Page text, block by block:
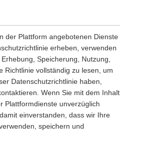
der Plattform angebotenen Dienste
erheben, verwenden
Speicherung, Nutzung,
Richtlinie vollständig zu lesen, um
Datenschutzrichtlinie haben,
Wenn Sie mit dem Inhalt
Plattformdienste unverzüglich
einverstanden, dass wir Ihre
speichern und